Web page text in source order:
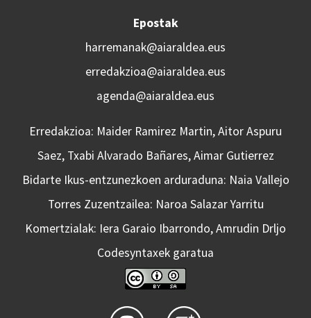
Epostak
harremanak@aiaraldea.eus
erredakzioa@aiaraldea.eus
agenda@aiaraldea.eus
Erredakzioa: Maider Ramirez Martin, Aitor Aspuru
Saez, Txabi Alvarado Bañares, Aimar Gutierrez
Bidarte Ikus-entzunezkoen arduraduna: Naia Vallejo
Torres Zuzentzailea: Naroa Salazar Yarritu
Komertzialak: Iera Garaio Ibarrondo, Amrudin Drljo
Codesyntaxek garatua